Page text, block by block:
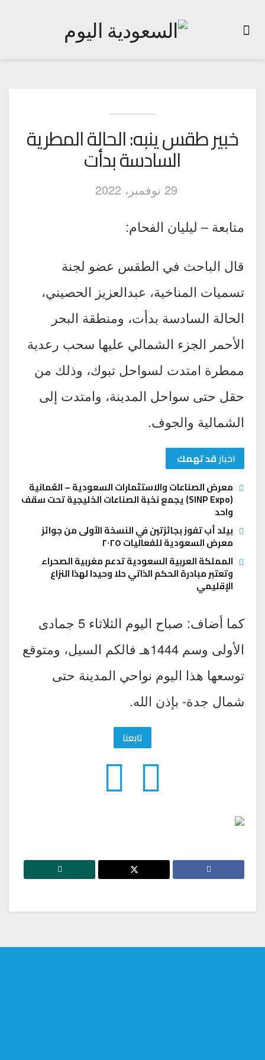
خبير طقس ينبه: الحالة المطرية
السادسة بدأت
29 نوفمبر، 2022
متابعة – ليليان الفحام:
قال الباحث في الطقس عضو لجنة
تسميات المناخية، عبدالعزيز الحصيني،
الحالة السادسة بدأت، ومنطقة البحر
الأحمر الجزء الشمالي عليها سحب رعدية
ممطرة امتدت لسواحل تبوك، وذلك من
حقل حتى سواحل المدينة، وامتدت إلى
الشمالية والجوف.
اخبارقد تهمك
معرض الصناعات والاستثمارات السعودية – العُمانية
(SINP Expo) يجمع نخبة الصناعات الخليجية تحت سقف
واحد
بيلد أب تفوز بجائزتين في النسخة الأولى من جوائز
معرض السعودية للفعاليات ٢٠٢٥
المملكة العربية السعودية تدعم مغربية الصحراء
وتعتبر مبادرة الحكم الذاتي حلا وحيدا لهذا النزاع
الإقليمي
كما أضاف: صباح اليوم الثلاثاء 5 جمادى
الأولى وسم 1444هـ فالكم السيل، ومتوقع
توسعها هذا اليوم نواحي المدينة حتى
شمال جدة- بإذن الله.
تابعنا